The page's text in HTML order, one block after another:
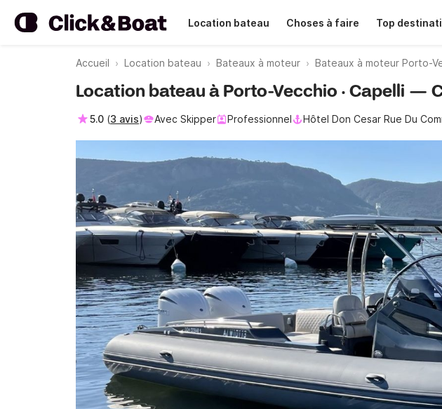
Location bateau Choses à faire Top
Accueil Location bateau Bateaux à moteur Bateaux à moteur Porto-
Location bateau à Porto-Vecchio · Capelli —
5.0 (3 avis) Avec Skipper Professionnel Hôtel Don Cesar Rue Du